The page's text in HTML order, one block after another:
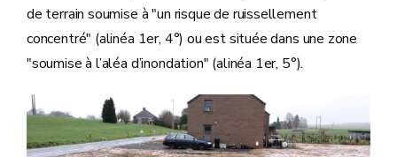
de terrain soumise à "un risque de ruissellement
concentré" (alinéa 1er, 4°) ou est située dans une zone
"soumise à l’aléa d’inondation" (alinéa 1er, 5°).